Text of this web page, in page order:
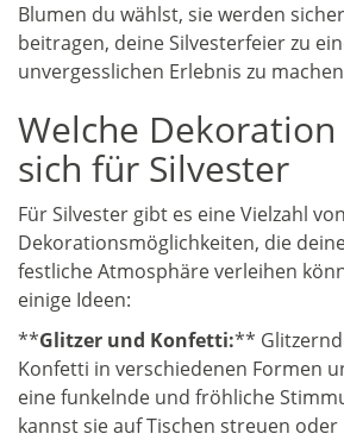
Blumen du wählst, sie werden
beitragen, deine Silvesterfeier zu
unvergesslichen Erlebnis zu
Welche
sich für Silvester
Für Silvester gibt es eine Vielzahl von
Dekorationsmöglichkeiten, die
festliche Atmosphäre verleihen
einige Ideen:
**Glitzer und Konfetti:**
Konfetti in verschiedenen Formen
eine funkelnde und fröhliche
kannst sie auf Tischen streuen